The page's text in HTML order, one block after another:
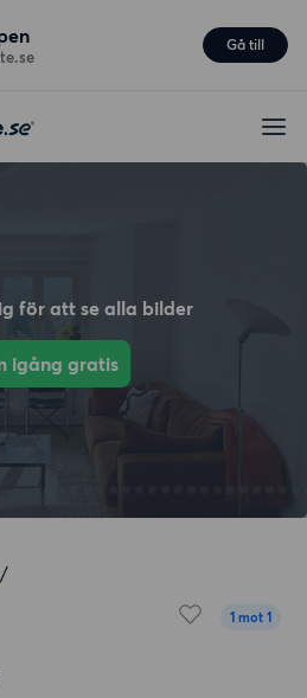
Gå till
för att se alla bilder
igång gratis
/
1 mot 1